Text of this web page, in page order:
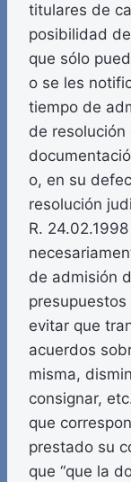
titulares de
posibilidad
que sólo
o se les
tiempo de
de resolución
o, en su
resolución
R.
de admisión
evitar que
acuerdos
misma,
consignar,
que
prestado su
que “que la